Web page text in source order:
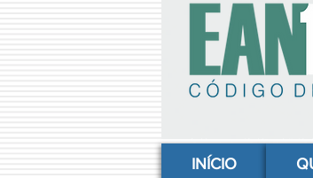
comprar codigo de barras, comprar código de barras, adquirir
INÍCIO